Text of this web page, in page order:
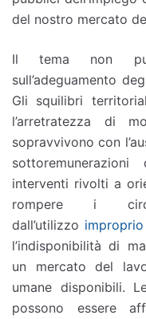
del nostro mercato
Il tema non
sull’adeguamento
Gli squilibri
l’arretratezza di
sopravvivono con
interventi rivolti a
rompere i
dall’utilizzo
l’indisponibilità di
un mercato del
umane disponibili.
possono essere